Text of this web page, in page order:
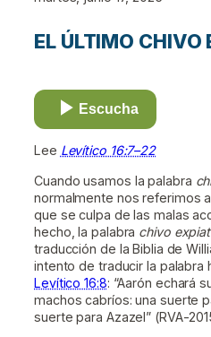
EL ÚLTIMO CHIVO
Escucha
Lee Levítico 16:7–22
Cuando usamos la palabra
normalmente nos referimos
que se culpa de las malas
hecho, la palabra chivo
traducción de la Biblia de
intento de traducir la palabra
Levítico 16:8: “Aarón echará
machos cabríos: una suerte
suerte para Azazel” (RVA-